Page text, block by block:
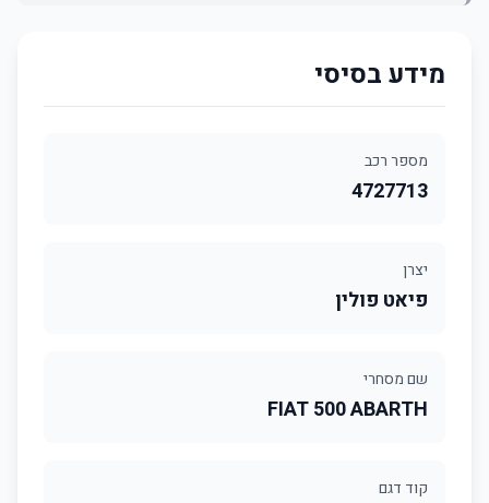
מידע בסיסי
מספר רכב
4727713
יצרן
פיאט פולין
שם מסחרי
FIAT 500 ABARTH
קוד דגם